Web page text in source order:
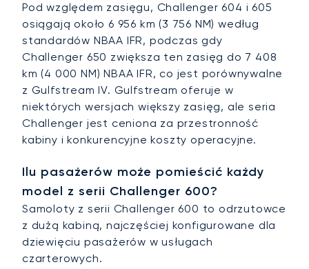
Pod względem zasięgu, Challenger 604 i 605
osiągają około 6 956 km (3 756 NM) według
standardów NBAA IFR, podczas gdy
Challenger 650 zwiększa ten zasięg do 7 408
km (4 000 NM) NBAA IFR, co jest porównywalne
z Gulfstream IV. Gulfstream oferuje w
niektórych wersjach większy zasięg, ale seria
Challenger jest ceniona za przestronność
kabiny i konkurencyjne koszty operacyjne.
Ilu pasażerów może pomieścić każdy
model z serii Challenger 600?
Samoloty z serii Challenger 600 to odrzutowce
z dużą kabiną, najczęściej konfigurowane dla
dziewięciu pasażerów w usługach
czarterowych.